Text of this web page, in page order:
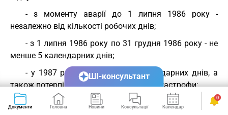
- з моменту аварії до 1 липня 1986 року -
незалежно від кількості робочих днів;
- з 1 липня 1986 року по 31 грудня 1986 року - не
менше 5 календарних днів;
- у 1987 році - не менше 14 календарних днів, а
також потерпілі від Чорнобильської катастрофи;
- евакуйовані у 1986 році із зони відчуження (в
Документи Головна Новини Консультації Календар Сервіси
0
ШІ-консультант